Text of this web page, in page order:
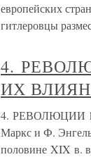
европейских
гитлеровцы
4.
ИХ
4. РЕВОЛЮЦИИ
Маркс и Ф.
половине XIX в.